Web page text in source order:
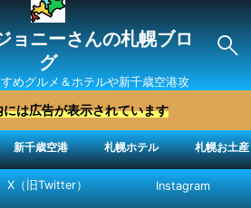
ョニーさんの札幌ブロ
グ
めグルメ＆ホテルや新千歳空港攻
介 ″ジョニーさん“で検索
は広告が表示されています
新千歳空港 札幌ホテル 札幌お土産
X（旧Twitter） Instagram